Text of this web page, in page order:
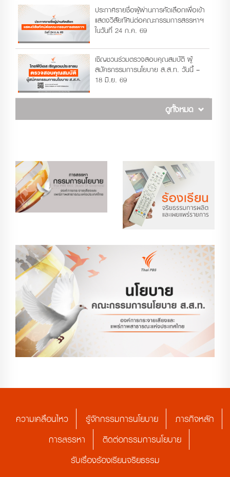
ประกาศรายชื่อผู้ผ่านการคัดเลือกเพื่อเข้า
แสดงวิสัยทัศน์ต่อคณะกรรมการสรรหาฯ
ในวันที่ 24 ก.ค. 69
เชิญชวนร่วมตรวจสอบคุณสมบัติ ผู้
สมัครกรรมการนโยบาย ส.ส.ท. วันนี้ –
18 มิ.ย. 69
ดูทั้งหมด
ความเคลื่อนไหว รู้จักกรรมการนโยบาย
ภารกิจหลัก
การสรรหา
ติดต่อกรรมการนโยบาย
รับเรื่องร้องเรียนจริยธรรม